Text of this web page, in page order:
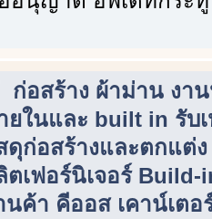
ก่อสร้าง ผ้าม่าน งา
ยในและ built in รับ
ดุก่อสร้างและตกแต่
ตเฟอร์นิเจอร์
นค้า คีออส เคาน์เตอ